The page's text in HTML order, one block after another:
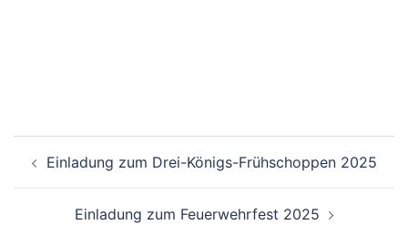
Einladung zum Drei-Königs-Frühschoppen 2025
Einladung zum Feuerwehrfest 2025